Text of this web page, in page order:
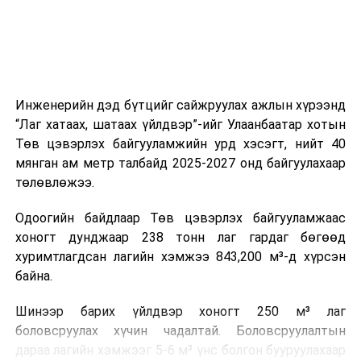
өдөр тутмын ажлын бэлэн байдлыг хангах зэрэг
практик ур чадварыг сургалтын хөтөлбөрт тусгажээ.
Сургалтыг танилцуулах лекц, асуулт-хариулт,
жишээнд суурилсан сургалт, багаар ажиллах дасгал,
танилцах, онцгой нөхцөлд ажиллах дадлага зэрэг
онол, практик хосолсон хэлбэрээр зохион байгуулж
байна.
зохион байгуулах Үндэсний хорооны Ажлын алба,
Нийслэлийн тээврийн газар, Автотээврийн үндэсний
төв болон Тээврийн цагдаагийн албаны холбогдох
Инженерийн дэд бүтцийг сайжруулах ажлын хүрээнд
“Лаг хатаах, шатаах үйлдвэр”-ийг Улаанбаатар хотын
Төв цэвэрлэх байгууламжийн урд хэсэгт, нийт 40
мянган ам метр талбайд 2025-2027 онд байгуулахаар
төлөвлөжээ.
Одоогийн байдлаар Төв цэвэрлэх байгууламжаас
хоногт дунджаар 238 тонн лаг гардаг бөгөөд
хуримтлагдсан лагийн хэмжээ 843,200 м³-д хүрсэн
байна.
Шинээр барих үйлдвэр хоногт 250 м³ лаг
боловсруулах хүчин чадалтай. Боловсруулалтын
дараа лагийн хэмжээг 5-6 м³ үнс болгон бууруулахаар